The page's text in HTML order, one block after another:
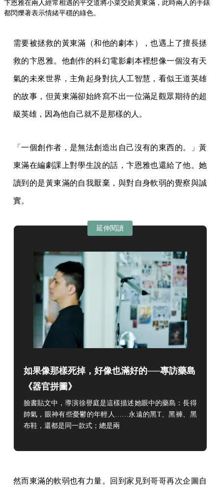
卞恩雅在兩人經常相遇的平交道將小菜交給黃東滿，此時兩人的手錶
都閃爍著表示情緒平穩的綠色。
需要被拯救的黃東滿（和他的劇本），也遇上了擅長拯
救的卞恩雅。他創作的科幻電影劇本裡想像一個沒有天
氣的未來世界，主角起身對抗人工智慧，看似王道英雄
的故事，但黃東滿卻始終寫不出一位滿足觀眾期待的超
級英雄，因為他自己就不是那樣的人。
「一個創作者，是無法創造出自己沒有的東西的。」黃
東滿在編劇課上對學生說的話，卞恩雅也還給了他。她
讀到的是黃東滿的自我厭棄，與對自身軟弱的覺察與誠
實。
延伸閱讀
如果像那樣死掉，好像也滿好的──專訪藥島
《器官拼圖》
臉書貼文中，導演徐譽庭是這樣描述她眼中的藥島：長得
帥氣，眼神有些憂鬱的年輕人……永遠的黑T、黑褲、黑
布鞋，還都是同一款式；總是兩
然而東滿的軟弱也有力量。回到家見到哥哥再次企圖自